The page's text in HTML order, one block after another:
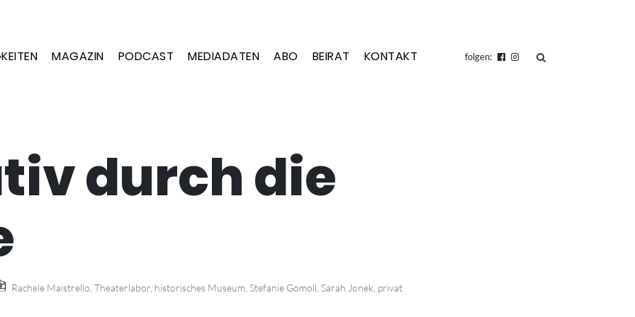
MAGAZIN PODCAST MEDIADATEN ABO BEIRAT KONTAKT folgen: suchen
durch die
Rachele Maistrello, Theaterlabor, historisches Museum, Stefanie Gomoll, Sarah Jonek, privat